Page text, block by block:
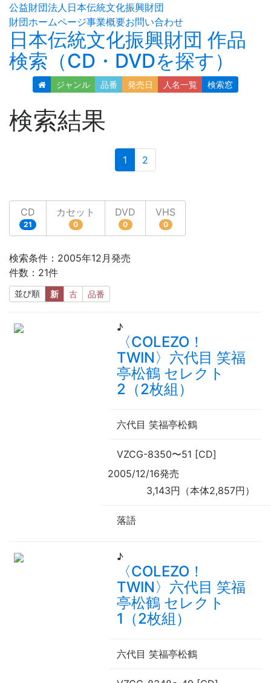
公益財団法人日本伝統文化振興財団
財団ホームページ事業概要お問い合わせ
日本伝統文化振興財団 作品
検索（CD・DVDを探す）
ジャンル 品番 発売日 人名一覧 検索窓
検索結果
1 (current)
2
CD
21
カセット
0
DVD
0
VHS
0
検索条件：2005年12月発売
件数：21件
並び順 新 古 品番
♪
〈COLEZO！
TWIN〉六代目 笑福
亭松鶴 セレクト
2（2枚組）
六代目 笑福亭松鶴
VZCG-8350〜51 [CD]
2005/12/16発売
3,143円（本体2,857円）
落語
♪
〈COLEZO！
TWIN〉六代目 笑福
亭松鶴 セレクト
1（2枚組）
六代目 笑福亭松鶴